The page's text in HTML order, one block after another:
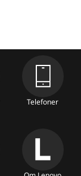
Telefoner